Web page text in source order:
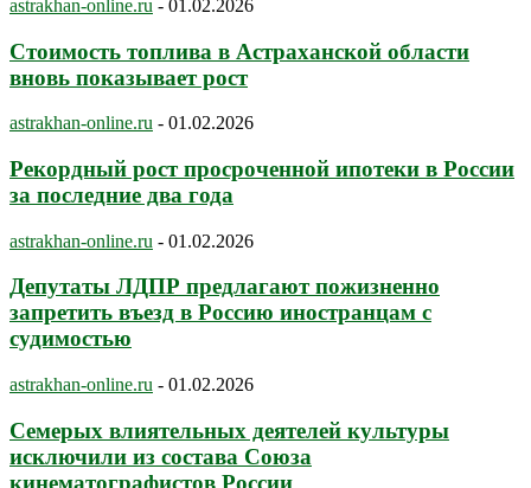
astrakhan-online.ru - 01.02.2026
Стоимость топлива в Астраханской области
вновь показывает рост
astrakhan-online.ru - 01.02.2026
Рекордный рост просроченной ипотеки в России
за последние два года
astrakhan-online.ru - 01.02.2026
Депутаты ЛДПР предлагают пожизненно
запретить въезд в Россию иностранцам с
судимостью
astrakhan-online.ru - 01.02.2026
Семерых влиятельных деятелей культуры
исключили из состава Союза
кинематографистов России